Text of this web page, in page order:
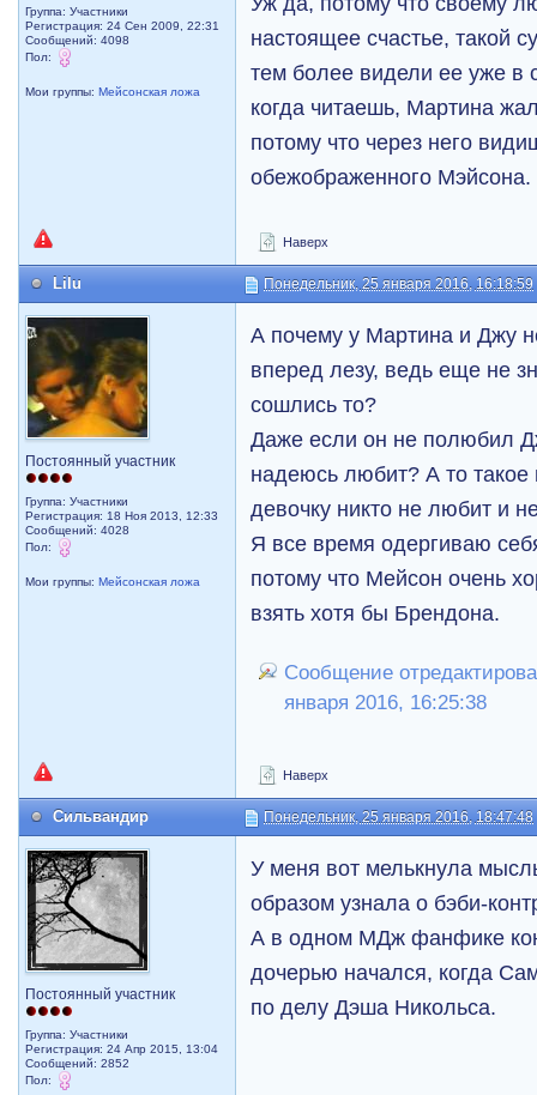
Группа: Участники
Регистрация: 24 Сен 2009, 22:31
Сообщений: 4098
Пол:
Мои группы:Мейсонская ложа
настоящее счастье, такой
тем более видели ее уже в
когда читаешь, Мартина
потому что через него
обежображенного Мэйсона.
Наверх
Lilu Понедельник, 25 января 2016, 16:18:59
Постоянный участник
Группа: Участники
Регистрация: 18 Ноя 2013, 12:33
Сообщений: 4028
Пол:
Мои группы: Мейсонская ложа
А почему у Мартина и Джу
вперед лезу, ведь еще не
сошлись то?
Даже если он не полюбил
надеюсь любит? А то
девочку никто не любит и
Я все время одергиваю
потому что Мейсон очень
взять хотя бы Брендона.
Сообщение
января 2016, 16:25:38
Наверх
Сильвандир Понедельник, 25 января 2016, 18:47:48
Постоянный участник
Группа: Участники
Регистрация: 24 Апр 2015, 13:04
Сообщений: 2852
Пол:
У меня вот мелькнула
образом узнала о бэби-
А в одном МДж фанфике
дочерью начался, когда
по делу Дэша Никольса.